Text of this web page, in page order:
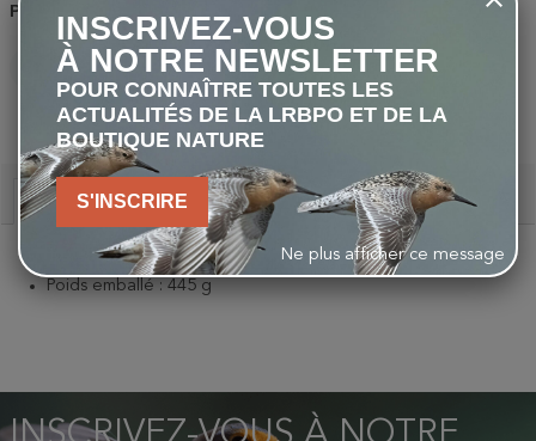
Partager
PARTAGERTWEETPINTEREST
Description
Matériau : néoprène
Poids emballé : 445 g
INSCRIVEZ-VOUS
À NOTRE NEWSLETTER
POUR CONNAÎTRE TOUTES LES
ACTUALITÉS DE LA LRBPO ET DE LA
BOUTIQUE NATURE
S'INSCRIRE
Ne plus afficher ce message